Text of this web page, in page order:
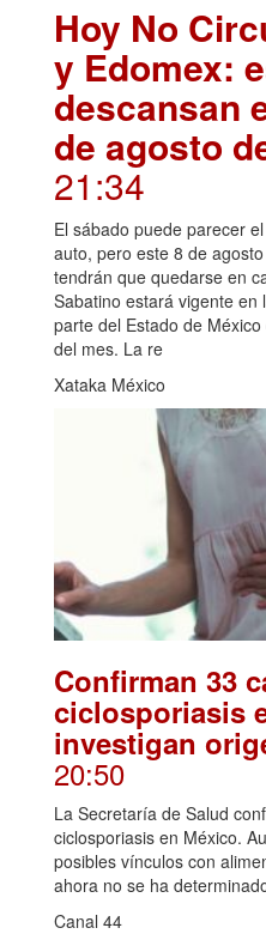
Hoy No
y Edomex:
descansan
de agosto
21:34
El sábado puede parecer
auto, pero este 8 de
tendrán que quedarse en
Sabatino estará vigente en
parte del Estado de
del mes. La re
Xataka México
Confirman 33
ciclosporiasis
investigan
20:50
La Secretaría de Salud
ciclosporiasis en México.
posibles vínculos con
ahora no se ha
Canal 44